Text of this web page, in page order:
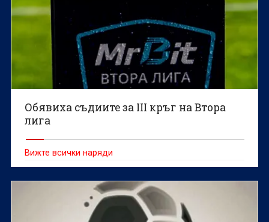
Обявиха съдиите за III кръг на Втора
лига
Вижте всички наряди